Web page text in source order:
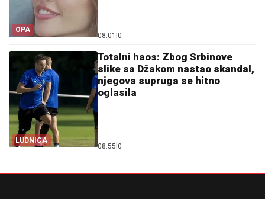
OPA
08:01 |0
LUDNICA
Totalni haos: Zbog Srbinove
slike sa Džakom nastao skandal,
njegova supruga se hitno
oglasila
08:55|0